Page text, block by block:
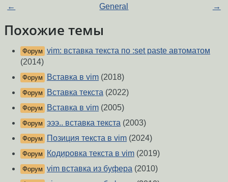
← General →
Похожие темы
Форум vim: вставка текста по :set paste автоматом
(2014)
Форум Вставка в vim (2018)
Форум Вставка текста (2022)
Форум Вставка в vim (2005)
Форум эээ.. вставка текста (2003)
Форум Позиция текста в vim (2024)
Форум Кодировка текста в vim (2019)
Форум vim вставка из буфера (2010)